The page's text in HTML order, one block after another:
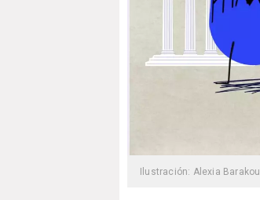
Ilustración: Alexia Barakou